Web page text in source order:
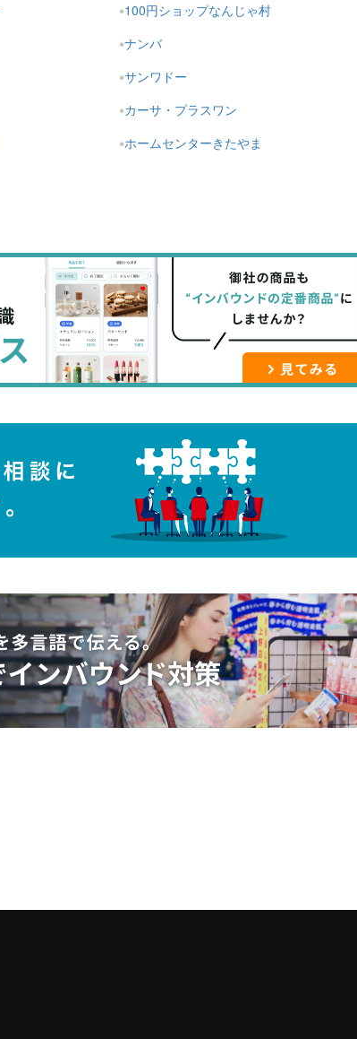
100円ショップなんじゃ村
ナンバ
サンワドー
カーサ・プラスワン
ホームセンターきたやま